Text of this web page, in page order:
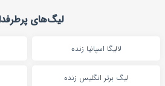
لیگ‌های
لالیگا اسپانیا زنده
لیگ برتر انگلیس زنده